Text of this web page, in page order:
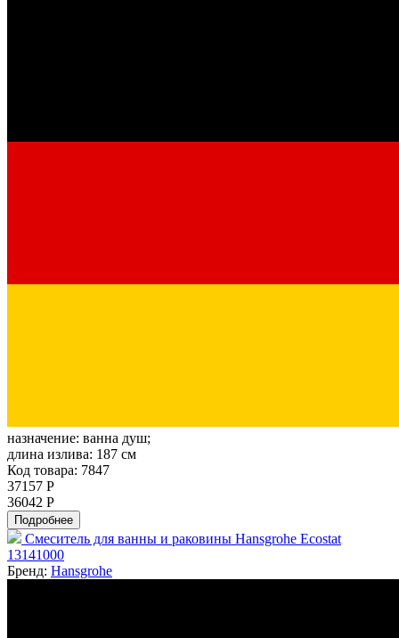
назначение: ванна душ;
длина излива: 187 см
Код товара: 7847
37157 Р
36042 Р
Подробнее
Смеситель для ванны и раковины Hansgrohe Ecostat
13141000
Бренд: Hansgrohe